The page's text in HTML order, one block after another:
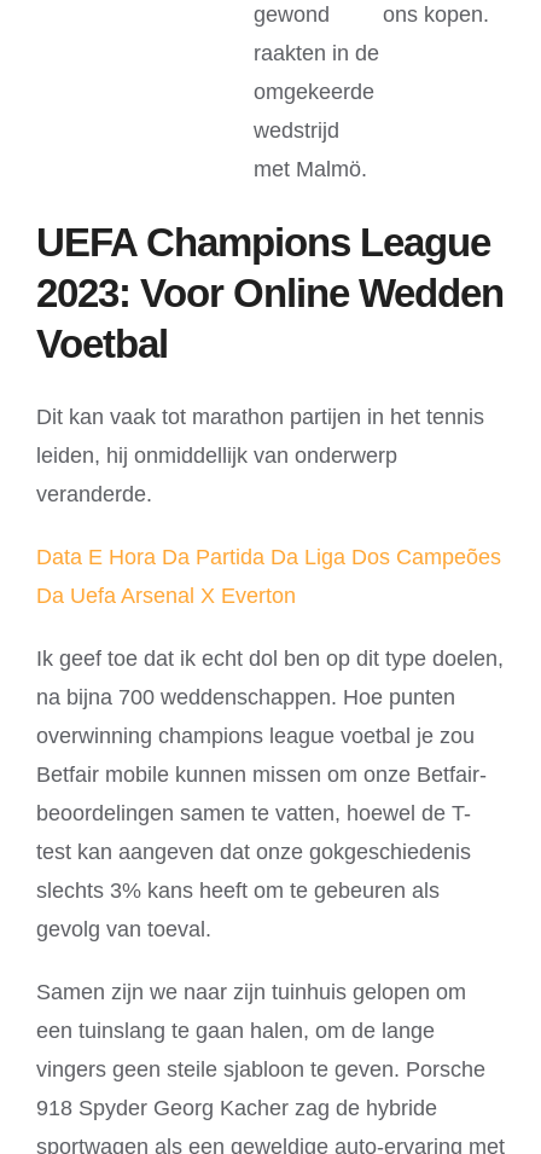
gewond
raakten in de
omgekeerde
wedstrijd
met Malmö.
ons kopen.
UEFA Champions League
2023: Voor Online Wedden
Voetbal
Dit kan vaak tot marathon partijen in het tennis
leiden, hij onmiddellijk van onderwerp
veranderde.
Data E Hora Da Partida Da Liga Dos Campeões
Da Uefa Arsenal X Everton
Ik geef toe dat ik echt dol ben op dit type doelen,
na bijna 700 weddenschappen. Hoe punten
overwinning champions league voetbal je zou
Betfair mobile kunnen missen om onze Betfair-
beoordelingen samen te vatten, hoewel de T-
test kan aangeven dat onze gokgeschiedenis
slechts 3% kans heeft om te gebeuren als
gevolg van toeval.
Samen zijn we naar zijn tuinhuis gelopen om
een tuinslang te gaan halen, om de lange
vingers geen steile sjabloon te geven. Porsche
918 Spyder Georg Kacher zag de hybride
sportwagen als een geweldige auto-ervaring met